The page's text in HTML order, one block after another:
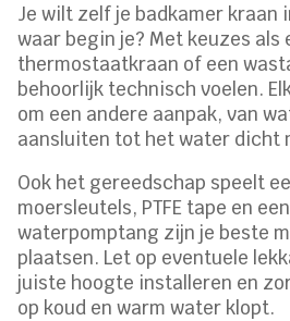
Je wilt zelf je badkamer kraan
waar begin je? Met keuzes als
thermostaatkraan of een
behoorlijk technisch voelen.
om een andere aanpak, van
aansluiten tot het water dicht
Ook het gereedschap speelt
moersleutels, PTFE tape en
waterpomptang zijn je beste
plaatsen. Let op eventuele
juiste hoogte installeren en
op koud en warm water klopt.